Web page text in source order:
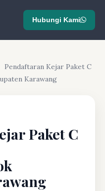
Hubungi Kami
Pendaftaran Kejar Paket C
Karawang
Paket C